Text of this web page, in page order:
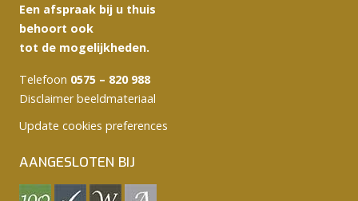
Een afspraak bij u thuis
behoort ook
tot de mogelijkheden.
Telefoon 0575 – 820 988
Disclaimer beeldmateriaal
Update cookies preferences
AANGESLOTEN BIJ